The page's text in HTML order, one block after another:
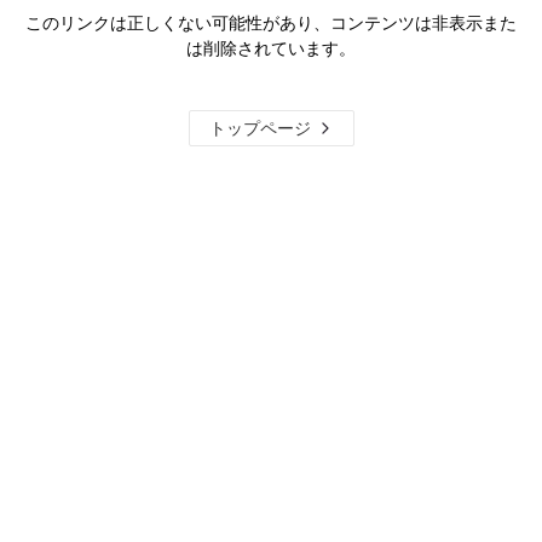
このリンクは正しくない可能性があり、コンテンツは非表示また
は削除されています。
トップページ